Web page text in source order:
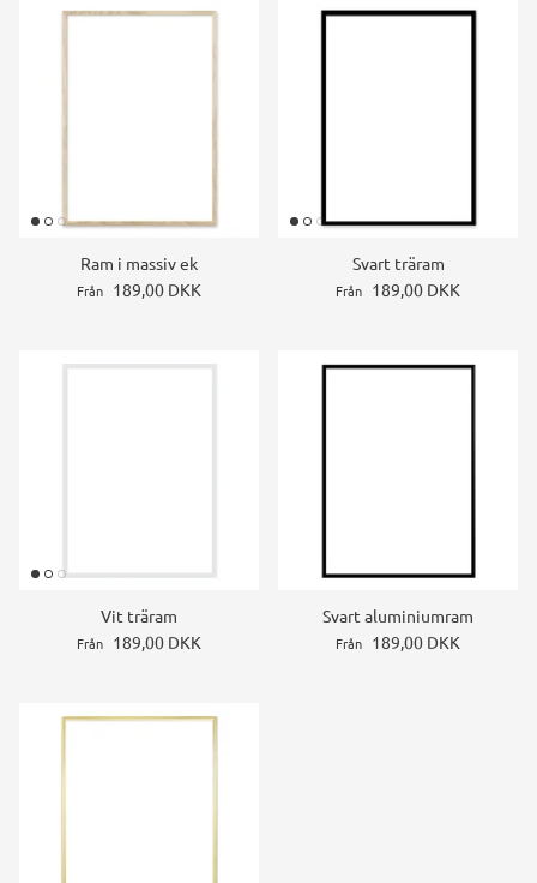
Ram i massiv ek
Från 189,00 DKK
Svart träram
Från 189,00 DKK
Vit träram
Från 189,00 DKK
Svart aluminiumram
Från 189,00 DKK